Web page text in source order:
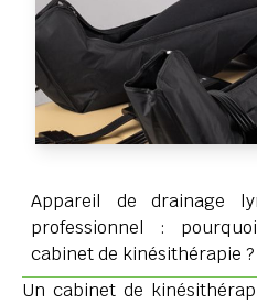
Appareil de drainage
professionnel :
cabinet de kinésithérapie ?
Un cabinet de